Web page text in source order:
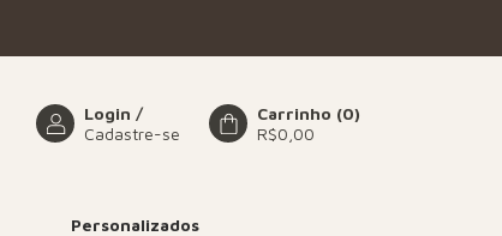
Login /
Cadastre-se
Carrinho (0)
R$0,00
Personalizados